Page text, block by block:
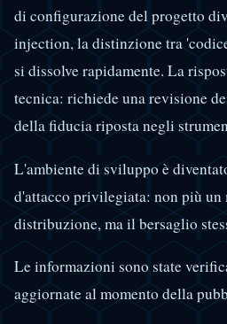
di configurazione del progetto
injection, la distinzione tra
si dissolve rapidamente. La
tecnica: richiede una revisione
della fiducia riposta negli
L'ambiente di sviluppo è
d'attacco privilegiata: non più un
distribuzione, ma il bersaglio
Le informazioni sono state
aggiornate al momento della